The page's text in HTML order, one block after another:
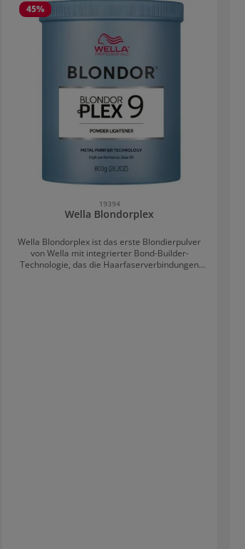
45%
19394
Wella Blondorplex
Wella Blondorplex ist das erste Blondierpulver
von Wella mit integrierter Bond-Builder-
Technologie, das die Haarfaserverbindungen